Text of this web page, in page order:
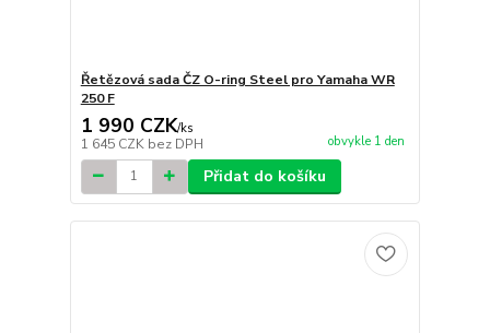
Řetězová sada ČZ O-ring Steel pro Yamaha WR
250 F
1 990 CZK/ks
1 645 CZK bez DPH obvykle 1 den
Přidat do košíku